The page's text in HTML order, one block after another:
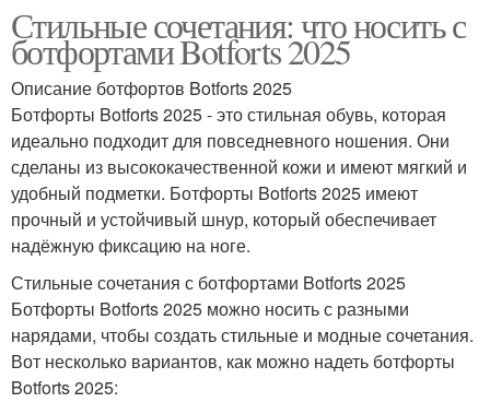
Стильные сочетания: что носить с
ботфортами Botforts 2025
Описание ботфортов Botforts 2025
Ботфорты Botforts 2025 - это стильная обувь, которая
идеально подходит для повседневного ношения. Они
сделаны из высококачественной кожи и имеют мягкий и
удобный подметки. Ботфорты Botforts 2025 имеют
прочный и устойчивый шнур, который обеспечивает
надёжную фиксацию на ноге.
Стильные сочетания с ботфортами Botforts 2025
Ботфорты Botforts 2025 можно носить с разными
нарядами, чтобы создать стильные и модные сочетания.
Вот несколько вариантов, как можно надеть ботфорты
Botforts 2025: